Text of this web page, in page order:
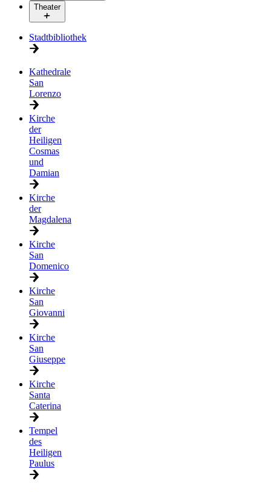
Theater
Stadtbibliothek
Kathedrale
San
Lorenzo
Kirche
der
Heiligen
Cosmas
und
Damian
Kirche
der
Magdalena
Kirche
San
Domenico
Kirche
San
Giovanni
Kirche
San
Giuseppe
Kirche
Santa
Caterina
Tempel
des
Heiligen
Paulus